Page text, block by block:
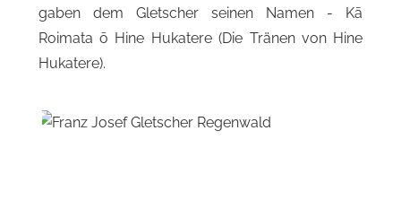
gaben dem Gletscher seinen Namen - Kā
Roimata ō Hine Hukatere (Die Tränen von Hine
Hukatere).